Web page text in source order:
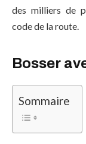
des milliers de
code de la route.
Bosser
Sommaire